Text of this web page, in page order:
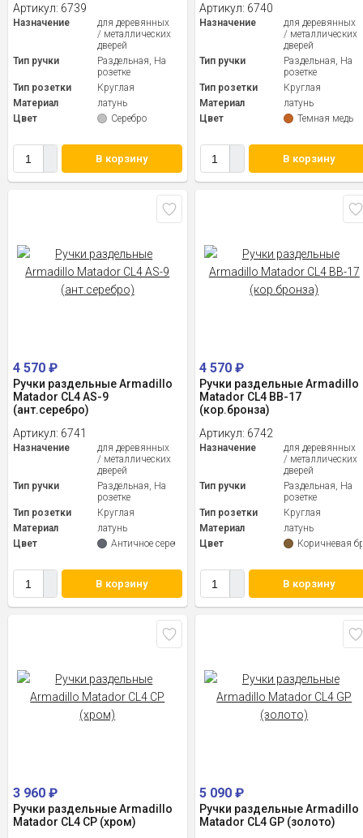
Артикул: 6739
Назначение
для деревянных
/ металлических
дверей
Тип ручки
Раздельная, На
розетке
Тип розетки
Круглая
Материал
латунь
Цвет
Серебро
В корзину
Артикул: 6740
Назначение
для деревянных
/ металлических
дверей
Тип ручки
Раздельная, На
розетке
Тип розетки
Круглая
Материал
латунь
Цвет
Темная медь
В корзину
4 570 ₽
Ручки раздельные Armadillo
Matador CL4 AS-9
(ант.серебро)
Артикул: 6741
Назначение
для деревянных
/ металлических
дверей
Тип ручки
Раздельная, На
розетке
Тип розетки
Круглая
Материал
латунь
Цвет
Античное серебро
В корзину
4 570₽
Ручки раздельные Armadillo
Matador CL4 BB-17
(кор.бронза)
Артикул: 6742
Назначение
для деревянных
/ металлических
дверей
Тип ручки
Раздельная, На
розетке
Тип розетки
Круглая
Материал
латунь
Цвет
Коричневая
В корзину
3 960 ₽
Ручки раздельные Armadillo
Matador CL4 CP (хром)
5 090₽
Ручки раздельные Armadillo
Matador CL4 GP (золото)